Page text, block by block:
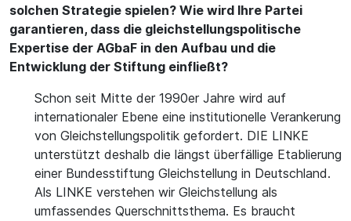
solchen Strategie spielen? Wie wird Ihre Partei
garantieren, dass die gleichstellungspolitische
Expertise der AGbaF in den Aufbau und die
Entwicklung der Stiftung einfließt?
Schon seit Mitte der 1990er Jahre wird auf
internationaler Ebene eine institutionelle Verankerung
von Gleichstellungspolitik gefordert. DIE LINKE
unterstützt deshalb die längst überfällige Etablierung
einer Bundesstiftung Gleichstellung in Deutschland.
Als LINKE verstehen wir Gleichstellung als
umfassendes Querschnittsthema. Es braucht